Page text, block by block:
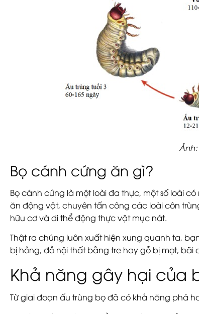
Ảnh:
Bọ cánh cứng ăn gì?
Bọ cánh cứng là một loài đa thực, một số loài
ăn động vật, chuyên tấn công các loài côn
hữu cơ và di thể động thực vật mục nát.
Thật ra chúng luôn xuất hiện xung quanh ta,
bị hỏng, đồ nội thất bằng tre hay gỗ bị mọt,
Khả năng gây hại của
Từ giai đoạn ấu trùng bọ đã có khả năng phá